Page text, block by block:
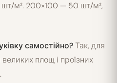
м². 200×100 — 50 шт/м²,
самостійно? Так, для
площ і проїзних